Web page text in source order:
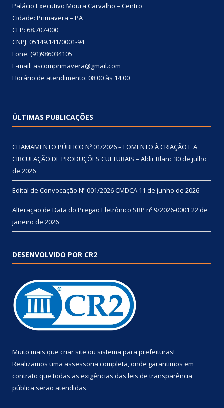
Palácio Executivo Moura Carvalho – Centro
Cidade: Primavera – PA
CEP: 68.707-000
CNPJ: 05149.141/0001-94
Fone: (91)986034105
E-mail: ascomprimavera@gmail.com
Horário de atendimento: 08:00 às 14:00
ÚLTIMAS PUBLICAÇÕES
CHAMAMENTO PÚBLICO Nº 01/2026 – FOMENTO À CRIAÇÃO E A
CIRCULAÇÃO DE PRODUÇÕES CULTURAIS – Aldir Blanc30 de julho
de 2026
Edital de Convocação Nº 001/2026 CMDCA 11 de junho de 2026
Alteração de Data do Pregão Eletrônico SRP nº 9/2026-0001 22 de
janeiro de 2026
DESENVOLVIDO POR CR2
Muito mais que criar site ou sistema para prefeituras!
Realizamos uma assessoria completa, onde garantimos em
contrato que todas as exigências das leis de transparência
pública serão atendidas.